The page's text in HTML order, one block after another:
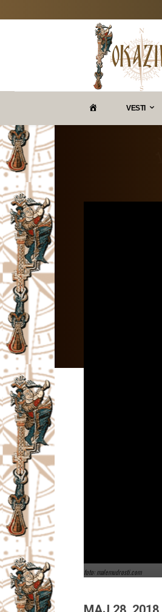
VESTI
foto: malemudrosti.com